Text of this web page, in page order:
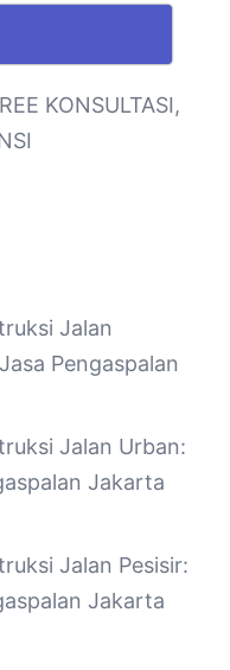
KONSULTASI,
Jalan
Pengaspalan
Jalan Urban:
Jakarta
Jalan Pesisir:
Jakarta